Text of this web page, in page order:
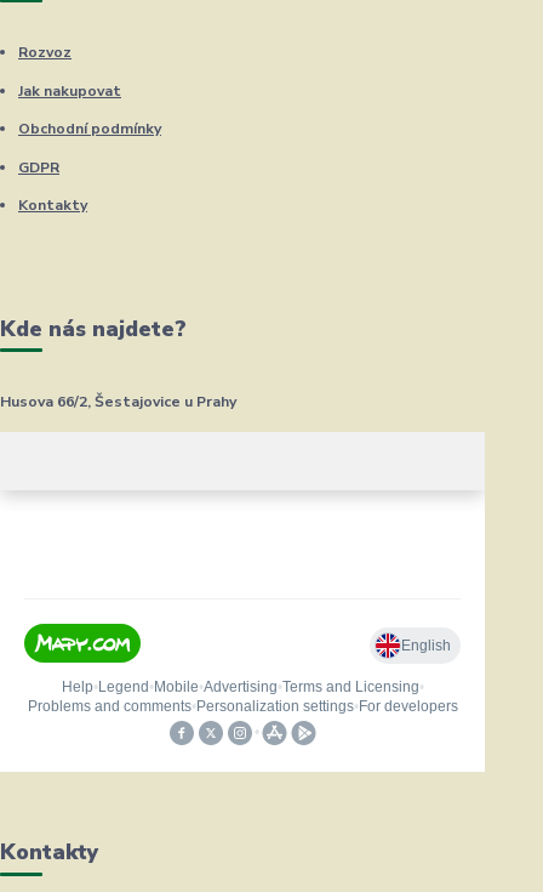
Rozvoz
Jak nakupovat
Obchodní podmínky
GDPR
Kontakty
Kde nás najdete?
Husova 66/2, Šestajovice u Prahy
Kontakty